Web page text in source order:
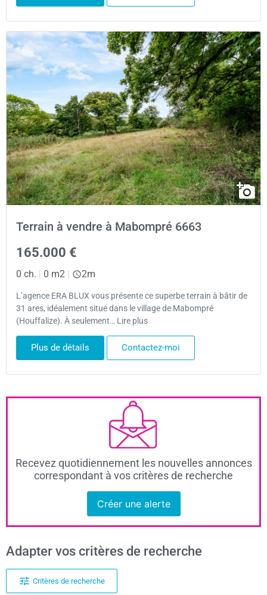
Terrain à vendre à Mabompré 6663
165.000 €
0 ch. | 0 m2 | 2m
L’agence ERA BLUX vous présente ce superbe terrain à bâtir de
31 ares, idéalement situé dans le village de Mabompré
(Houffalize). À seulement… Lire plus
Plus de détails Contactez-moi
Recevez quotidiennement les nouvelles annonces
correspondant à vos critères de recherche
Créer une alerte
Adapter vos critères de recherche
Critères de recherche